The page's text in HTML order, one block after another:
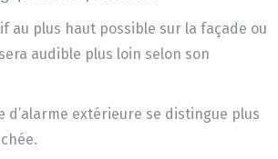
au plus haut possible sur la façade ou
audible plus loin selon son
d’alarme extérieure se distingue plus